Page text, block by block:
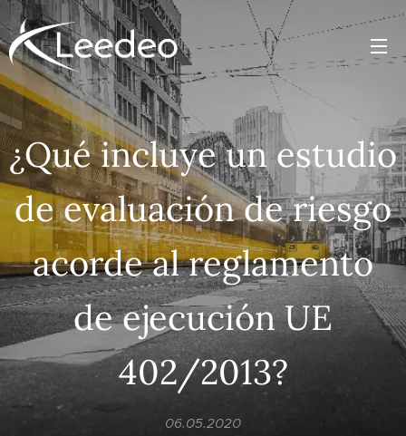
¿Qué incluye un estudio
de evaluación de riesgo
acorde al reglamento
de ejecución UE
402/2013?
06.05.2020